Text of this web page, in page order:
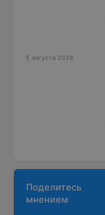
5 августа 2026
Поделитесь
мнением